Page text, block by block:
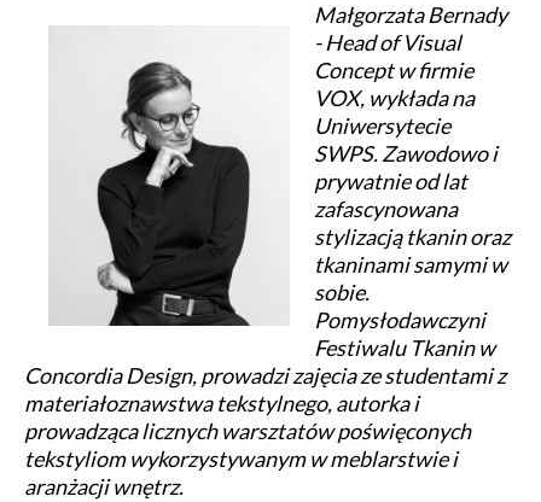
Małgorzata Bernady
- Head of Visual
Concept w firmie
VOX, wykłada na
Uniwersytecie
SWPS. Zawodowo i
prywatnie od lat
zafascynowana
stylizacją tkanin oraz
tkaninami samymi w
sobie.
Pomysłodawczyni
Festiwalu Tkanin w
Concordia Design, prowadzi zajęcia ze studentami z
materiałoznawstwa tekstylnego, autorka i
prowadząca licznych warsztatów poświęconych
tekstyliom wykorzystywanym w meblarstwie i
aranżacji wnętrz.